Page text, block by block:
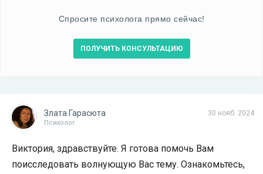
Спросите психолога прямо сейчас!
ПОЛУЧИТЬ КОНСУЛЬТАЦИЮ
30 нояб. 2024
Злата Гарасюта
Психолог
Виктория, здравствуйте. Я готова помочь Вам
поисследовать волнующую Вас тему. Ознакомьтесь,